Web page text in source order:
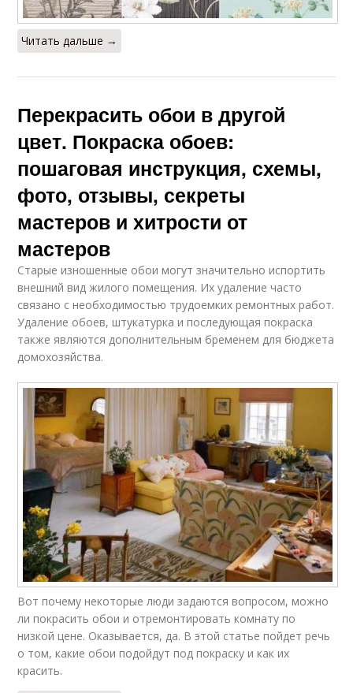
Читать дальше →
Перекрасить обои в другой
цвет. Покраска обоев:
пошаговая инструкция, схемы,
фото, отзывы, секреты
мастеров и хитрости от
мастеров
Старые изношенные обои могут значительно испортить
внешний вид жилого помещения. Их удаление часто
связано с необходимостью трудоемких ремонтных работ.
Удаление обоев, штукатурка и последующая покраска
также являются дополнительным бременем для бюджета
домохозяйства.
Вот почему некоторые люди задаются вопросом, можно
ли покрасить обои и отремонтировать комнату по
низкой цене. Оказывается, да. В этой статье пойдет речь
о том, какие обои подойдут под покраску и как их
красить.